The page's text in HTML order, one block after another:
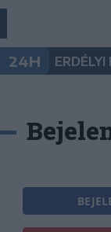
24H ERDÉLYI